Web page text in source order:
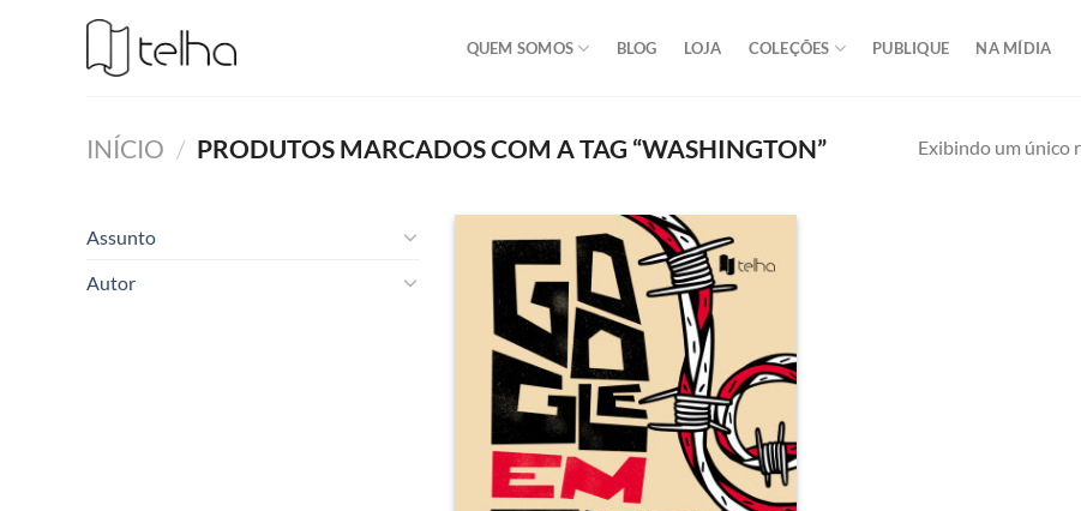
QUEM SOMOS BLOG LOJA COLEÇÕES PUBLIQUE NA MÍDIA
INÍCIO / PRODUTOS MARCADOS COM A TAG “WASHINGTON” Exibindo um único
Assunto
Autor